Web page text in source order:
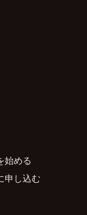
始める
申し込む